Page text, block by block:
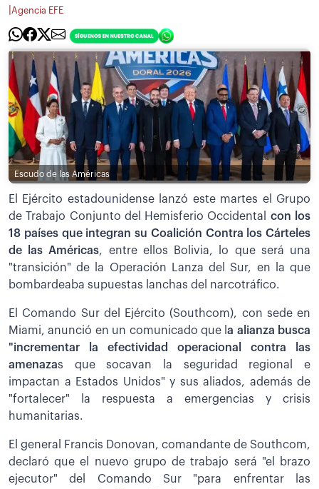
Agencia EFE
Escudo de las Américas
El Ejército estadounidense lanzó este martes el Grupo
de Trabajo Conjunto del Hemisferio Occidental con los
18 países que integran su Coalición Contra los Cárteles
de las Américas, entre ellos Bolivia, lo que será una
"transición" de la Operación Lanza del Sur, en la que
bombardeaba supuestas lanchas del narcotráfico.
El Comando Sur del Ejército (Southcom), con sede en
Miami, anunció en un comunicado que la alianza busca
"incrementar la efectividad operacional contra las
amenazas que socavan la seguridad regional e
impactan a Estados Unidos" y sus aliados, además de
"fortalecer" la respuesta a emergencias y crisis
humanitarias.
El general Francis Donovan, comandante de Southcom,
declaró que el nuevo grupo de trabajo será "el brazo
ejecutor" del Comando Sur "para enfrentar las